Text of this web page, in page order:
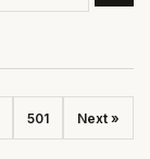
501 Next »